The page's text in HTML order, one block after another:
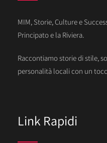
MIM, Storie, Culture e
Principato e la Riviera.
Raccontiamo storie di stile,
personalità locali con un
Link Rapidi